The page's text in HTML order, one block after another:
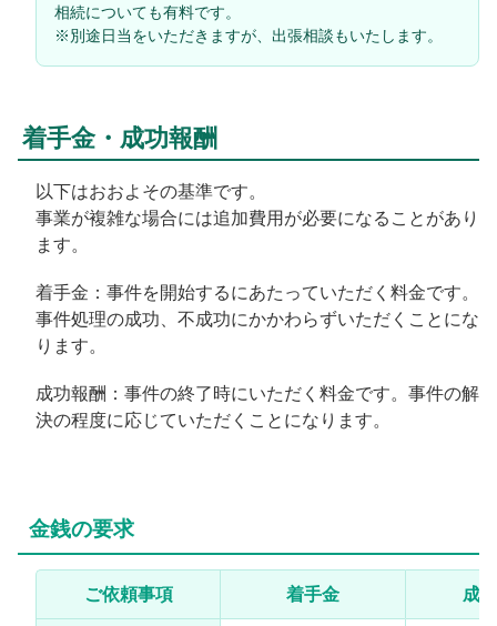
相続についても有料です。
※別途日当をいただきますが、出張相談もいたします。
着手金・成功報酬
以下はおおよその基準です。
事業が複雑な場合には追加費用が必要になることがあり
ます。
着手金：事件を開始するにあたっていただく料金です。
事件処理の成功、不成功にかかわらずいただくことにな
ります。
成功報酬：事件の終了時にいただく料金です。事件の解
決の程度に応じていただくことになります。
金銭の要求
ご依頼事項 着手金 成